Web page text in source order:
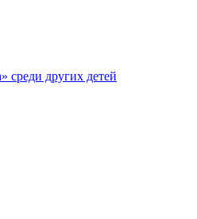
среди других детей